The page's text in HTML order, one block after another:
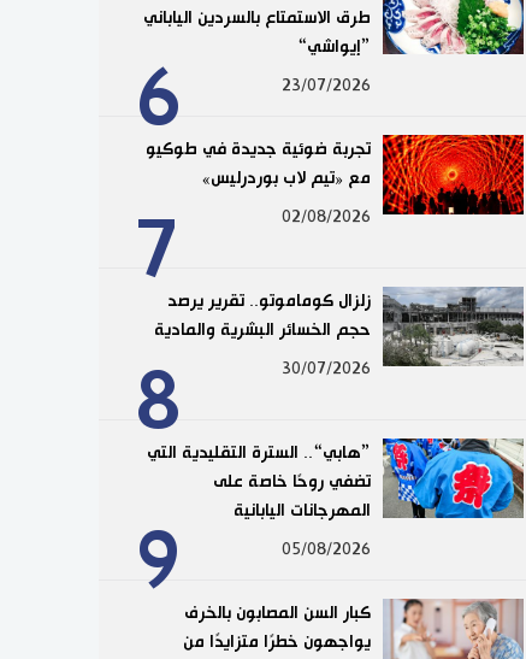
6
طرق الاستمتاع بالسردين الياباني
”إيواشي“
23/07/2026
7
تجربة ضوئية جديدة في طوكيو
مع «تيم لاب بوردرليس»
02/08/2026
8
زلزال كوماموتو.. تقرير يرصد
حجم الخسائر البشرية والمادية
30/07/2026
9
”هابي“.. السترة التقليدية التي
تضفي روحًا خاصة على
المهرجانات اليابانية
05/08/2026
كبار السن المصابون بالخرف
يواجهون خطرًا متزايدًا من